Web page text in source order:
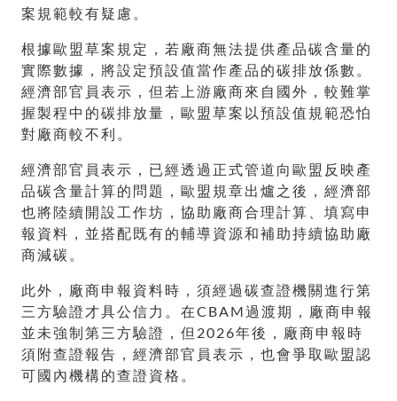
案規範較有疑慮。
根據歐盟草案規定，若廠商無法提供產品碳含量的
實際數據，將設定預設值當作產品的碳排放係數。
經濟部官員表示，但若上游廠商來自國外，較難掌
握製程中的碳排放量，歐盟草案以預設值規範恐怕
對廠商較不利。
經濟部官員表示，已經透過正式管道向歐盟反映產
品碳含量計算的問題，歐盟規章出爐之後，經濟部
也將陸續開設工作坊，協助廠商合理計算、填寫申
報資料，並搭配既有的輔導資源和補助持續協助廠
商減碳。
此外，廠商申報資料時，須經過碳查證機關進行第
三方驗證才具公信力。在CBAM過渡期，廠商申報
並未強制第三方驗證，但2026年後，廠商申報時
須附查證報告，經濟部官員表示，也會爭取歐盟認
可國內機構的查證資格。